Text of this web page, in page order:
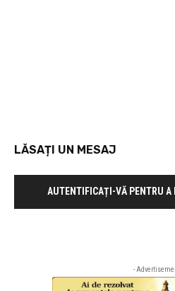
LĂSAȚI UN MESAJ
AUTENTIFICAȚI-VĂ PENTRU A
-